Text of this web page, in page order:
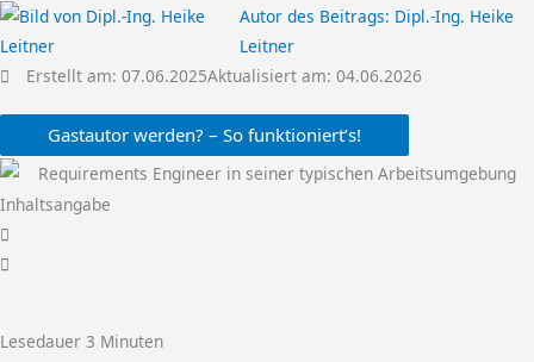
Autor des Beitrags: Dipl.-Ing. Heike
Leitner
Erstellt am:07.06.2025Aktualisiert am: 04.06.2026
Gastautor werden? – So funktioniert’s!
Inhaltsangabe
Lesedauer 3 Minuten